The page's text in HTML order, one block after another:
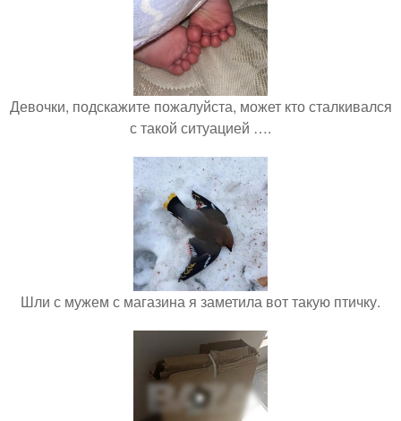
Девочки, подскажите пожалуйста, может кто сталкивался
с такой ситуацией ….
Шли с мужем с магазина я заметила вот такую птичку.